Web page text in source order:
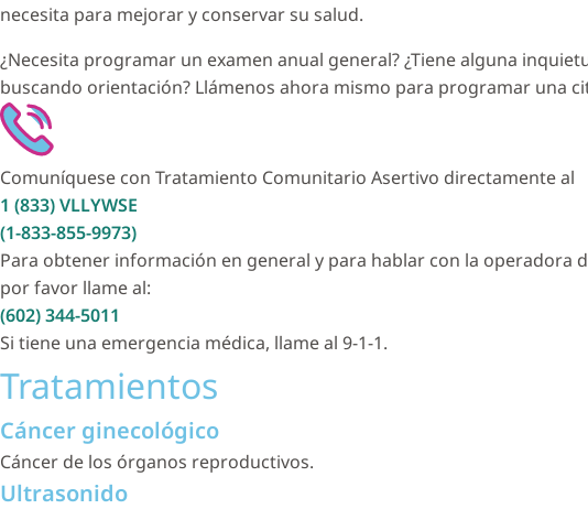
necesita para mejorar y conservar su salud.
¿Necesita programar un examen anual general? ¿Tiene alguna
buscando orientación? Llámenos ahora mismo para programar una
Comuníquese con Tratamiento Comunitario Asertivo directamente al
1 (833) VLLYWSE
(1-833-855-9973)
Para obtener información en general y para hablar con la operadora
por favor llame al:
(602) 344-5011
Si tiene una emergencia médica, llame al 9-1-1.
Tratamientos
Cáncer ginecológico
Cáncer de los órganos reproductivos.
Ultrasonido